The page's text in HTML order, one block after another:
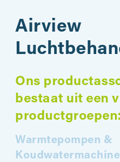
Airview
Ons
bestaat uit een
productgroepen:
Warmtepompen &